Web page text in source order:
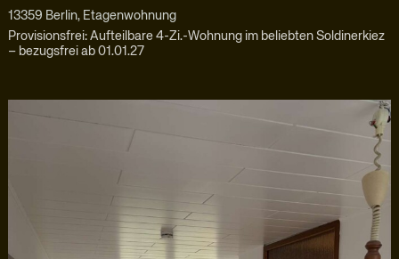
13359 Berlin, Etagenwohnung
Provisionsfrei: Aufteilbare 4-Zi.-Wohnung im beliebten Soldinerkiez
– bezugsfrei ab 01.01.27